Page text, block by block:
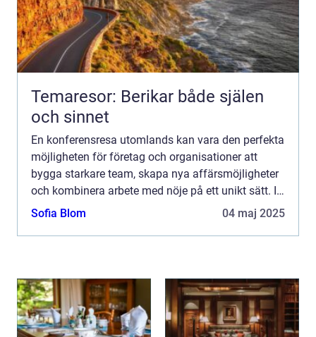
Temaresor: Berikar både själen
och sinnet
En konferensresa utomlands kan vara den perfekta
möjligheten för företag och organisationer att
bygga starkare team, skapa nya affärsmöjligheter
och kombinera arbete med nöje på ett unikt sätt. I
den här ...
Sofia Blom 04 maj 2025